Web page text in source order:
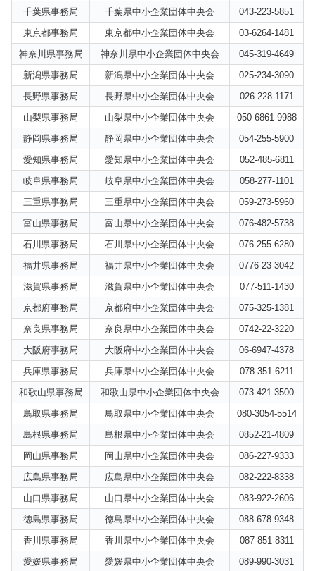
千葉県事務局
千葉県中小企業団体中央会
043-223-5851
東京都事務局
東京都中小企業団体中央会
03-6264-1481
神奈川県事務局
神奈川県中小企業団体中央会
045-319-4649
新潟県事務局
新潟県中小企業団体中央会
025-234-3090
長野県事務局
長野県中小企業団体中央会
026-228-1171
山梨県事務局
山梨県中小企業団体中央会
050-6861-9988
静岡県事務局
静岡県中小企業団体中央会
054-255-5900
愛知県事務局
愛知県中小企業団体中央会
052-485-6811
岐阜県事務局
岐阜県中小企業団体中央会
058-277-1101
三重県事務局
三重県中小企業団体中央会
059-273-5960
富山県事務局
富山県中小企業団体中央会
076-482-5738
石川県事務局
石川県中小企業団体中央会
076-255-6280
福井県事務局
福井県中小企業団体中央会
0776-23-3042
滋賀県事務局
滋賀県中小企業団体中央会
077-511-1430
京都府事務局
京都府中小企業団体中央会
075-325-1381
奈良県事務局
奈良県中小企業団体中央会
0742-22-3220
大阪府事務局
大阪府中小企業団体中央会
06-6947-4378
兵庫県事務局
兵庫県中小企業団体中央会
078-351-6211
和歌山県事務局
和歌山県中小企業団体中央会
073-421-3500
鳥取県事務局
鳥取県中小企業団体中央会
080-3054-5514
島根県事務局
島根県中小企業団体中央会
0852-21-4809
岡山県事務局
岡山県中小企業団体中央会
086-227-9333
広島県事務局
広島県中小企業団体中央会
082-222-8338
山口県事務局
山口県中小企業団体中央会
083-922-2606
徳島県事務局
徳島県中小企業団体中央会
088-678-9348
香川県事務局
香川県中小企業団体中央会
087-851-8311
愛媛県事務局
愛媛県中小企業団体中央会 089-990-3031